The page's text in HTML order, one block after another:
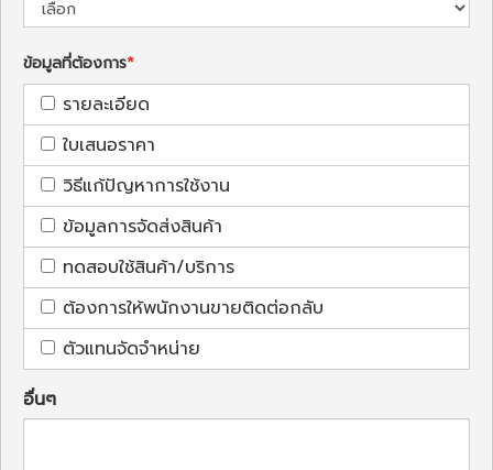
ข้อมูลที่ต้องการ
รายละเอียด
ใบเสนอราคา
วิธีแก้ปัญหาการใช้งาน
ข้อมูลการจัดส่งสินค้า
ทดสอบใช้สินค้า/บริการ
ต้องการให้พนักงานขายติดต่อกลับ
ตัวแทนจัดจำหน่าย
อื่นๆ